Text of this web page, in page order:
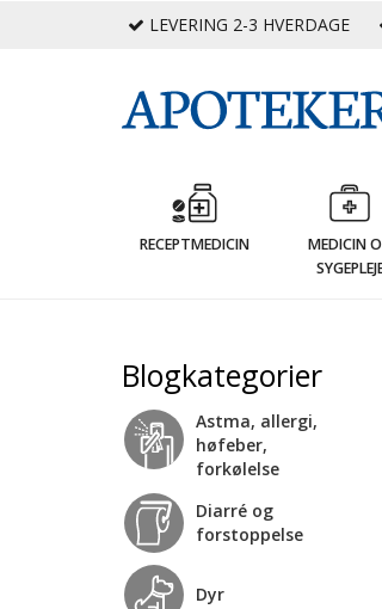
LEVERING 2-3 HVERDAGE
RECEPTMEDICIN
MEDICIN
Blogkategorier
Astma, allergi,
høfeber,
forkølelse
Diarré og
forstoppelse
Dyr